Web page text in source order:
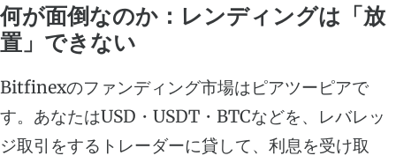
何が面倒なのか：レンディングは「放
置」できない
Bitfinexのファンディング市場はピアツーピアで
す。あなたはUSD・USDT・BTCなどを、レバレッ
ジ取引をするトレーダーに貸して、利息を受け取